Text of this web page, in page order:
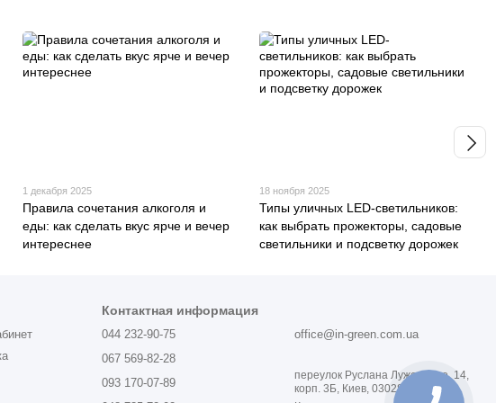
1 декабря 2025
Правила сочетания алкоголя и
еды: как сделать вкус ярче и вечер
интереснее
18 ноября 2025
Типы уличных LED-светильников:
как выбрать прожекторы, садовые
светильники и подсветку дорожек
Контактная информация
044 232-90-75
067 569-82-28
093 170-07-89
office@in-green.com.ua
переулок Руслана Лужевского, 14,
корп. 3Б, Киев, 03028, Украина